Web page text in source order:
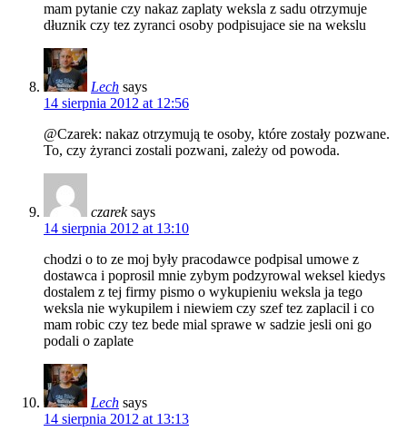
mam pytanie czy nakaz zaplaty weksla z sadu otrzymuje
dłuznik czy tez zyranci osoby podpisujace sie na wekslu
Lech says
14 sierpnia 2012 at 12:56
@Czarek: nakaz otrzymują te osoby, które zostały pozwane.
To, czy żyranci zostali pozwani, zależy od powoda.
czarek says
14 sierpnia 2012 at 13:10
chodzi o to ze moj były pracodawce podpisal umowe z
dostawca i poprosil mnie zybym podzyrowal weksel kiedys
dostalem z tej firmy pismo o wykupieniu weksla ja tego
weksla nie wykupilem i niewiem czy szef tez zaplacil i co
mam robic czy tez bede mial sprawe w sadzie jesli oni go
podali o zaplate
Lech says
14 sierpnia 2012 at 13:13